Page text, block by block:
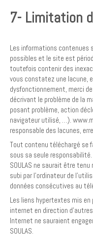
7- Limitation
Les informations contenues
possibles et le site est
toutefois contenir des
vous constatez une lacune,
dysfonctionnement, merci
décrivant le problème de la
posant problème, action
navigateur utilisé, …).
responsable des lacunes,
Tout contenu téléchargé se
sous sa seule responsabilité.
SOULAS ne saurait être
subi par l'ordinateur de
données consécutives au
Les liens hypertextes mis
internet en direction
Internet ne sauraient
SOULAS.